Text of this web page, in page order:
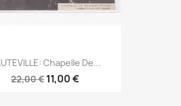
Chapelle De...
22,00 € 11,00 €